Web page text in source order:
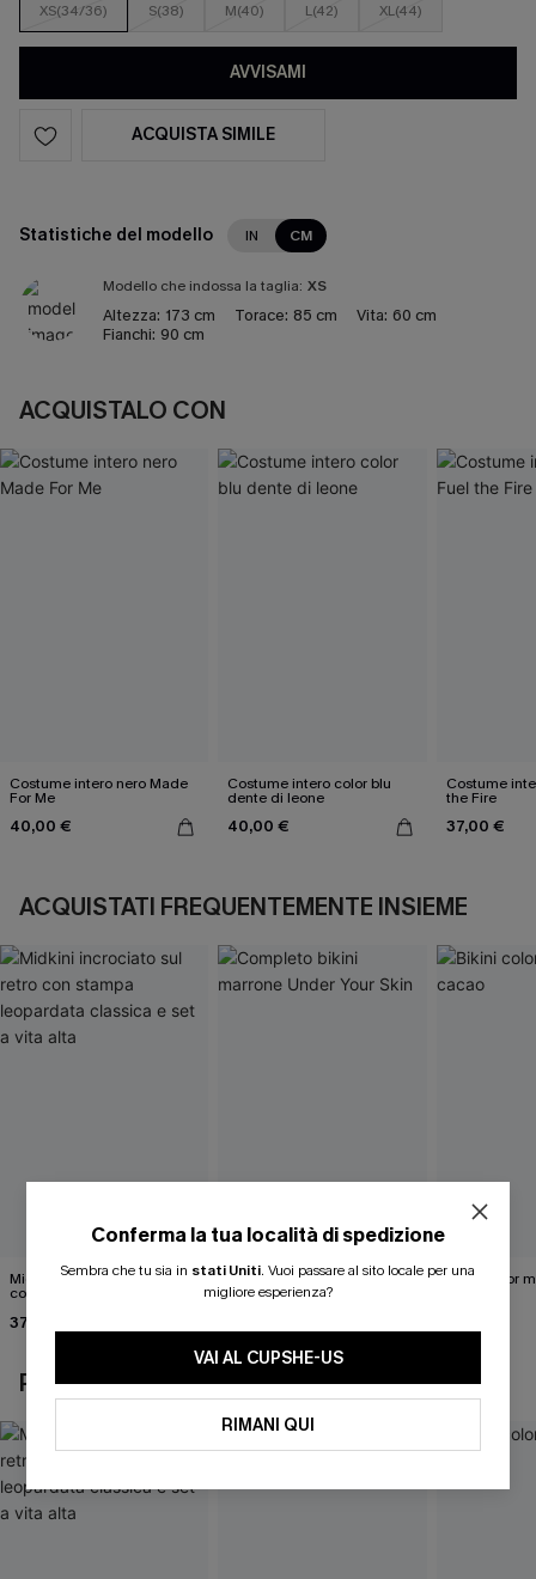
XS(34/36) S(38) M(40) L(42) XL(44)
AVVISAMI
ACQUISTA SIMILE
Statistiche del modello IN CM
Modello che indossa la taglia: XS
Altezza: 173 cm Torace: 85 cm Vita: 60 cm
Fianchi: 90 cm
ACQUISTALO CON
Costume intero nero Made
For Me
40,00 €
Costume intero color blu
dente di leone
40,00 €
Costume
the Fire
37,00 €
ACQUISTATI FREQUENTEMENTE INSIEME
Midkini incrociato sul retro
con stampa leopardata
37,00 €
Completo bikini marrone
Under Your Skin
Bikini color
POTREBBE INTERESSARTI ANCHE
Conferma la tua località di spedizione
Sembra che tu sia in stati Uniti. Vuoi passare al sito locale per una
migliore esperienza?
VAI AL CUPSHE-US
RIMANI QUI